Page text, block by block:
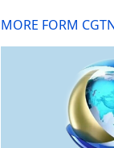
MORE FORM